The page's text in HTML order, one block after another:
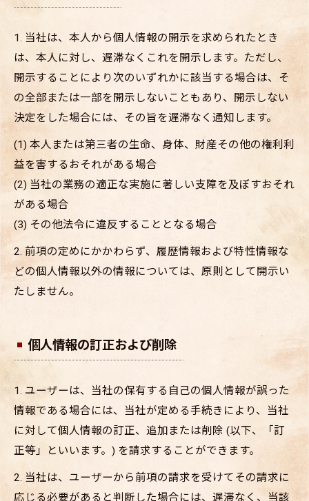
1. 当社は、本人から個人情報の開示を求められたとき
は、本人に対し、遅滞なくこれを開示します。ただし、
開示することにより次のいずれかに該当する場合は、そ
の全部または一部を開示しないこともあり、開示しない
決定をした場合には、その旨を遅滞なく通知します。
(1) 本人または第三者の生命、身体、財産その他の権利利
益を害するおそれがある場合
(2) 当社の業務の適正な実施に著しい支障を及ぼすおそれ
がある場合
(3) その他法令に違反することとなる場合
2. 前項の定めにかかわらず、履歴情報および特性情報な
どの個人情報以外の情報については、原則として開示い
たしません。
個人情報の訂正および削除
1. ユーザーは、当社の保有する自己の個人情報が誤った
情報である場合には、当社が定める手続きにより、当社
に対して個人情報の訂正、追加または削除 (以下、「訂
正等」といいます。) を請求することができます。
2. 当社は、ユーザーから前項の請求を受けてその請求に
応じる必要があると判断した場合には、遅滞なく、当該